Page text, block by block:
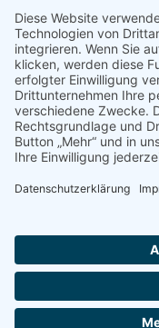
42, 16767
Telefon:
03304 -
54 25
Email: